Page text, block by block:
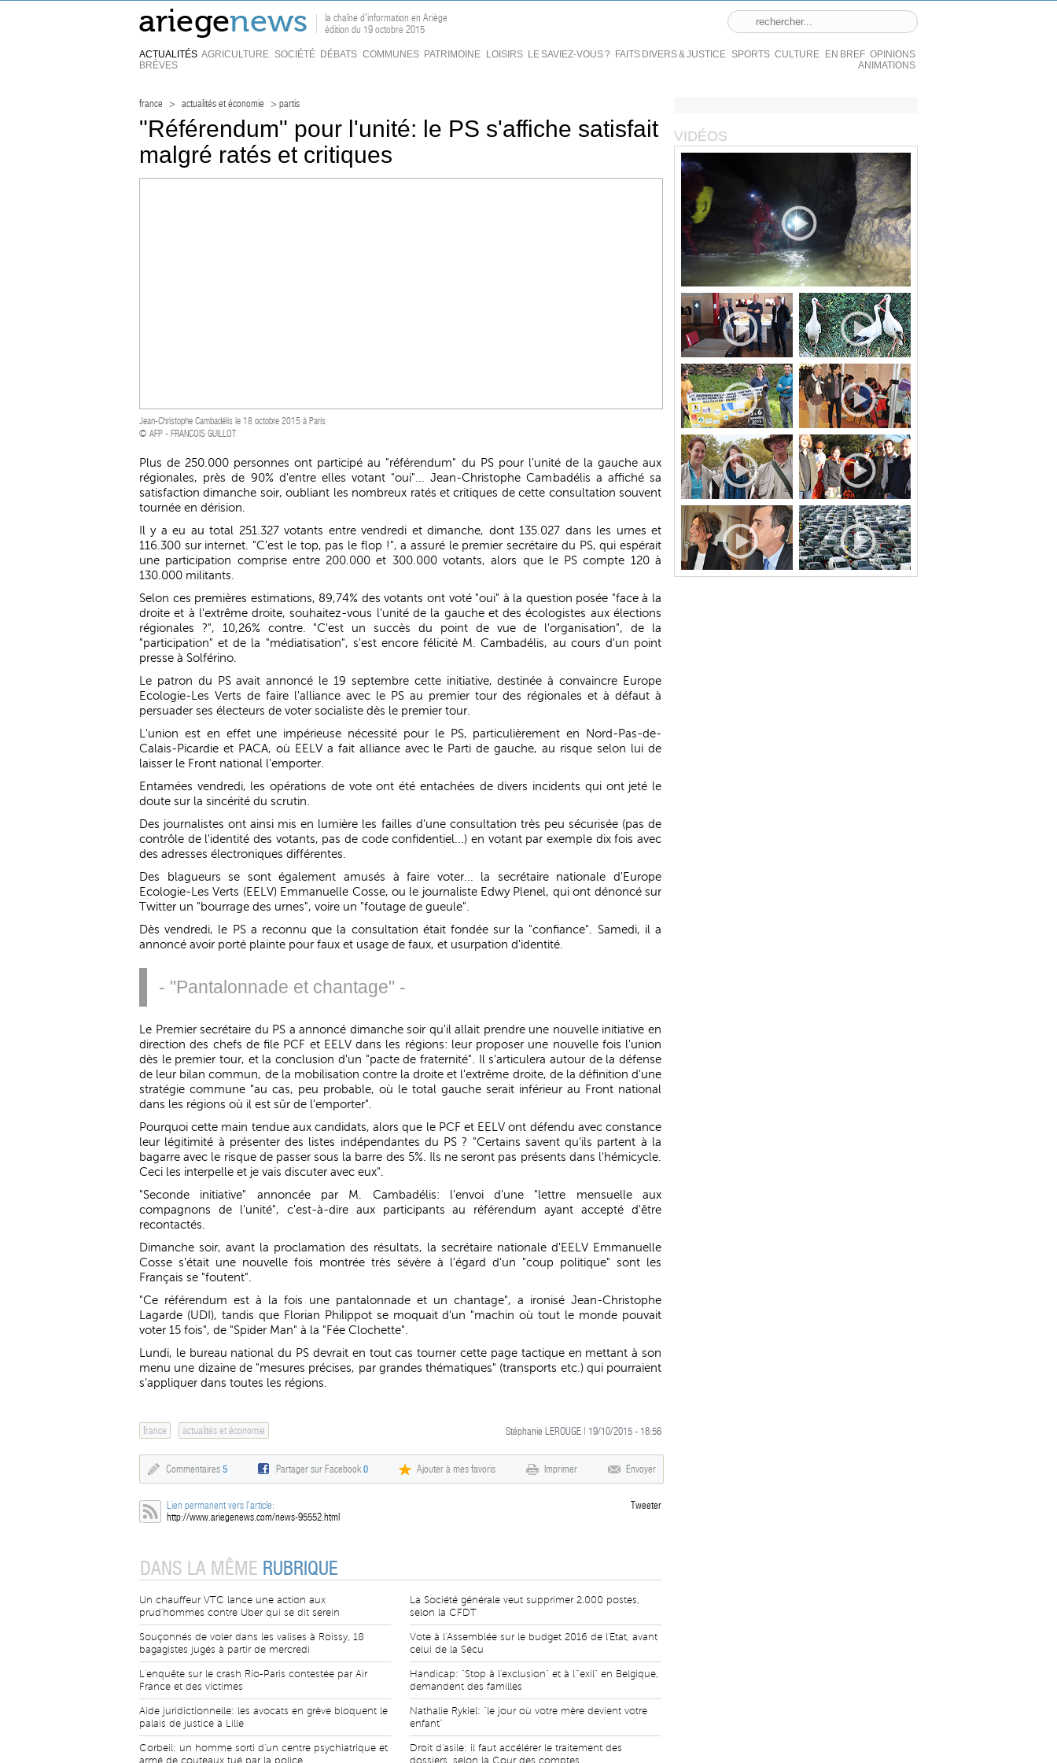
la chaîne d'information en Ariège
édition du 19 octobre 2015
ACTUALITÉS AGRICULTURE SOCIÉTÉ DÉBATS COMMUNES PATRIMOINE LOISIRS LE SAVIEZ-VOUS ? FAITS DIVERS & JUSTICE SPORTS CULTURE EN BREF OPINIONS
BRÈVES
ANIMATIONS
france > actualités et économie > partis
"Référendum" pour l'unité: le PS s'affiche satisfait
malgré ratés et critiques
Jean-Christophe Cambadélis le 18 octobre 2015 à Paris
© AFP - FRANCOIS GUILLOT
Plus de 250.000 personnes ont participé au "référendum" du PS pour l'unité de la gauche aux
régionales, près de 90% d'entre elles votant "oui"... Jean-Christophe Cambadélis a affiché sa
satisfaction dimanche soir, oubliant les nombreux ratés et critiques de cette consultation souvent
tournée en dérision.
Il y a eu au total 251.327 votants entre vendredi et dimanche, dont 135.027 dans les urnes et
116.300 sur internet. "C'est le top, pas le flop !", a assuré le premier secrétaire du PS, qui espérait
une participation comprise entre 200.000 et 300.000 votants, alors que le PS compte 120 à
130.000 militants.
Selon ces premières estimations, 89,74% des votants ont voté "oui" à la question posée "face à la
droite et à l'extrême droite, souhaitez-vous l'unité de la gauche et des écologistes aux élections
régionales ?", 10,26% contre. "C'est un succès du point de vue de l'organisation", de la
"participation" et de la "médiatisation", s'est encore félicité M. Cambadélis, au cours d'un point
presse à Solférino.
Le patron du PS avait annoncé le 19 septembre cette initiative, destinée à convaincre Europe
Ecologie-Les Verts de faire l'alliance avec le PS au premier tour des régionales et à défaut à
persuader ses électeurs de voter socialiste dès le premier tour.
L'union est en effet une impérieuse nécessité pour le PS, particulièrement en Nord-Pas-de-
Calais-Picardie et PACA, où EELV a fait alliance avec le Parti de gauche, au risque selon lui de
laisser le Front national l'emporter.
Entamées vendredi, les opérations de vote ont été entachées de divers incidents qui ont jeté le
doute sur la sincérité du scrutin.
Des journalistes ont ainsi mis en lumière les failles d'une consultation très peu sécurisée (pas de
contrôle de l'identité des votants, pas de code confidentiel...) en votant par exemple dix fois avec
des adresses électroniques différentes.
Des blagueurs se sont également amusés à faire voter... la secrétaire nationale d'Europe
Ecologie-Les Verts (EELV) Emmanuelle Cosse, ou le journaliste Edwy Plenel, qui ont dénoncé sur
Twitter un "bourrage des urnes", voire un "foutage de gueule".
Dès vendredi, le PS a reconnu que la consultation était fondée sur la "confiance". Samedi, il a
annoncé avoir porté plainte pour faux et usage de faux, et usurpation d'identité.
- "Pantalonnade et chantage" -
Le Premier secrétaire du PS a annoncé dimanche soir qu'il allait prendre une nouvelle initiative en
direction des chefs de file PCF et EELV dans les régions: leur proposer une nouvelle fois l'union
dès le premier tour, et la conclusion d'un "pacte de fraternité". Il s'articulera autour de la défense
de leur bilan commun, de la mobilisation contre la droite et l'extrême droite, de la définition d'une
stratégie commune "au cas, peu probable, où le total gauche serait inférieur au Front national
dans les régions où il est sûr de l'emporter".
Pourquoi cette main tendue aux candidats, alors que le PCF et EELV ont défendu avec constance
leur légitimité à présenter des listes indépendantes du PS ? "Certains savent qu'ils partent à la
bagarre avec le risque de passer sous la barre des 5%. Ils ne seront pas présents dans l'hémicycle.
Ceci les interpelle et je vais discuter avec eux".
"Seconde initiative" annoncée par M. Cambadélis: l'envoi d'une "lettre mensuelle aux
compagnons de l'unité", c'est-à-dire aux participants au référendum ayant accepté d'être
recontactés.
Dimanche soir, avant la proclamation des résultats, la secrétaire nationale d'EELV Emmanuelle
Cosse s'était une nouvelle fois montrée très sévère à l'égard d'un "coup politique" sont les
Français se "foutent".
"Ce référendum est à la fois une pantalonnade et un chantage", a ironisé Jean-Christophe
Lagarde (UDI), tandis que Florian Philippot se moquait d'un "machin où tout le monde pouvait
voter 15 fois", de "Spider Man" à la "Fée Clochette".
Lundi, le bureau national du PS devrait en tout cas tourner cette page tactique en mettant à son
menu une dizaine de "mesures précises, par grandes thématiques" (transports etc.) qui pourraient
s'appliquer dans toutes les régions.
france actualités et économie Stéphanie LEROUGE | 19/10/2015 - 18:56
Commentaires 5 Partager sur Facebook0 Ajouter à mes favoris Imprimer Envoyer
Lien permanent vers l'article:
http://www.ariegenews.com/news-95552.html
Tweeter
DANS LA MÊME RUBRIQUE
Un chauffeur VTC lance une action aux
prud'hommes contre Uber qui se dit serein
Souçonnés de voler dans les valises à Roissy, 18
bagagistes jugés à partir de mercredi
L'enquête sur le crash Rio-Paris contestée par Air
France et des victimes
Aide juridictionnelle: les avocats en grève bloquent le
palais de justice à Lille
Corbeil: un homme sorti d'un centre psychiatrique et
armé de couteaux tué par la police
La Société générale veut supprimer 2.000 postes,
selon la CFDT
Vote à l'Assemblée sur le budget 2016 de l'Etat, avant
celui de la Sécu
Handicap: "Stop à l'exclusion" et à l'"exil" en Belgique,
demandent des familles
Nathalie Rykiel: "le jour où votre mère devient votre
enfant"
Droit d'asile: il faut accélérer le traitement des
dossiers, selon la Cour des comptes
VIDÉOS